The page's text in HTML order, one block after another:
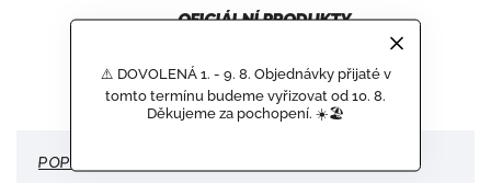
⚠️ DOVOLENÁ 1. - 9. 8. Objednávky přijaté v
tomto termínu budeme vyřizovat od 10. 8.
Děkujeme za pochopení. ☀️🏖️
OFICIÁLNÍ PRODUKTY
POPIS